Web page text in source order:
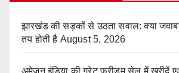
झारखंड की सड़कों से उठता सवाल: क्या
तय होती है August 5, 2026
अमेज़न इंडिया की ग्रेट फ्रीडम सेल में खरीदें